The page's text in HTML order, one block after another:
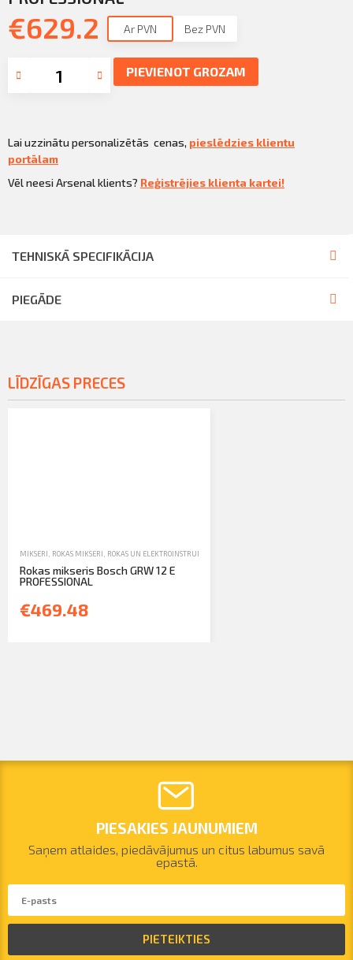
KLIENTU PORTĀLS
KĻŪT PAR KLIENTU
Iziet
€629.2 Ar PVN Bez PVN
PIEVIENOT GROZAM
Lai uzzinātu personalizētās cenas, pieslēdzies klientu
portālam
Vēl neesi Arsenal klients? Reģistrējies klienta kartei!
TEHNISKĀ SPECIFIKĀCIJA
PIEGĀDE
LĪDZĪGAS PRECES
MIKSERI ROKAS MIKSERI ROKAS UN ELEKTROINSTRUMENTI
Rokas mikseris Bosch GRW 12 E
PROFESSIONAL
€469.48
PIESAKIES JAUNUMIEM
Saņem atlaides, piedāvājumus un citus labumus savā
epastā.
PIETEIKTIES